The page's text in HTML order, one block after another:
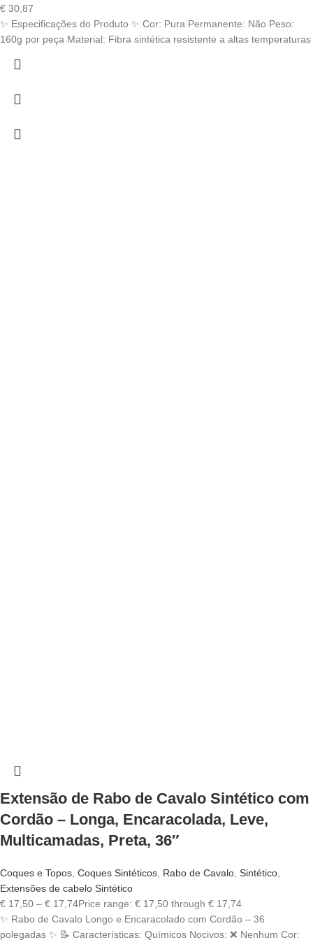
€ 30,87
✨ Especificações do Produto ✨ Cor: Pura Permanente: Não Peso:
160g por peça Material: Fibra sintética resistente a altas temperaturas
Extensão de Rabo de Cavalo Sintético com
Cordão – Longa, Encaracolada, Leve,
Multicamadas, Preta, 36″
Coques e Topos, Coques Sintéticos, Rabo de Cavalo, Sintético,
Extensões de cabelo Sintético
€ 17,50 – € 17,74Price range: € 17,50 through € 17,74
✨ Rabo de Cavalo Longo e Encaracolado com Cordão – 36
polegadas ✨ 📝 Características: Químicos Nocivos: ❌ Nenhum Cor: